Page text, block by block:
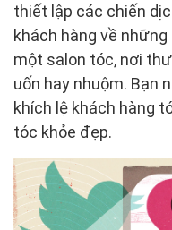
thiết lập các chiến
khách hàng về
một salon tóc, nơi
uốn hay nhuộm. Bạn
khích lệ khách hàng
tóc khỏe đẹp.